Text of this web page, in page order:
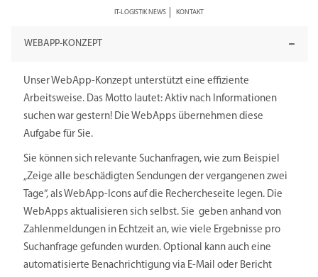
IT-LOGISTIK NEWS KONTAKT
WEBAPP-KONZEPT
Unser WebApp-Konzept unterstützt eine effiziente
Arbeitsweise. Das Motto lautet: Aktiv nach Informationen
suchen war gestern! Die WebApps übernehmen diese
Aufgabe für Sie.
Sie können sich relevante Suchanfragen, wie zum Beispiel
„Zeige alle beschädigten Sendungen der vergangenen zwei
Tage“, als WebApp-Icons auf die Rechercheseite legen. Die
WebApps aktualisieren sich selbst. Sie geben anhand von
Zahlenmeldungen in Echtzeit an, wie viele Ergebnisse pro
Suchanfrage gefunden wurden. Optional kann auch eine
automatisierte Benachrichtigung via E-Mail oder Bericht